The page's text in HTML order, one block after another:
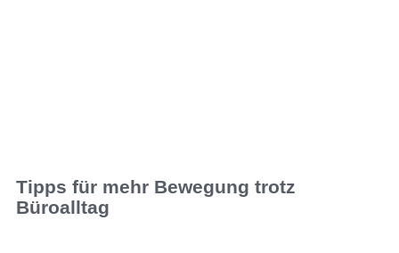
Tipps für mehr Bewegung trotz
Büroalltag